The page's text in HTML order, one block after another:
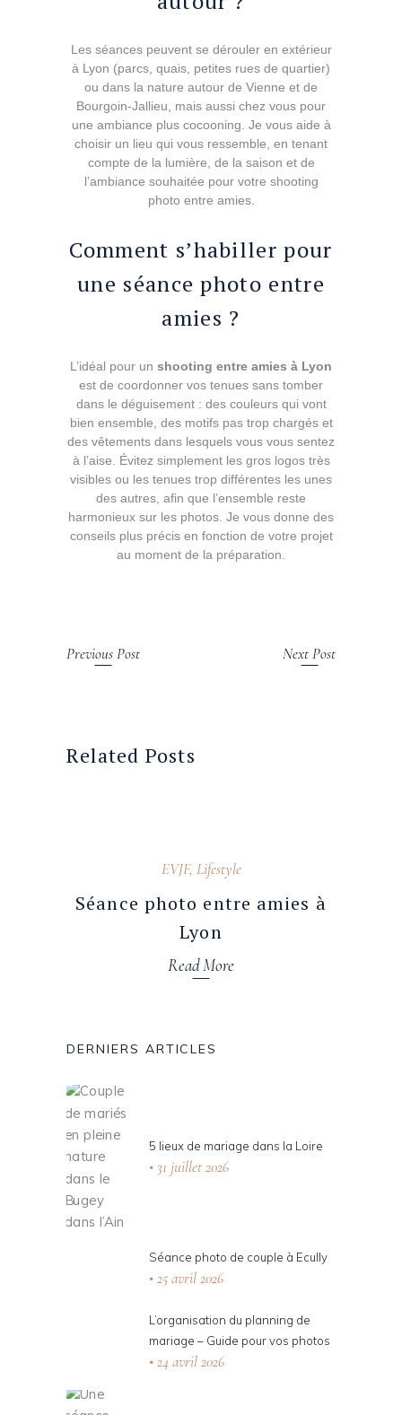
Les séances peuvent se dérouler en extérieur
à Lyon (parcs, quais, petites rues de quartier)
ou dans la nature autour de Vienne et de
Bourgoin-Jallieu, mais aussi chez vous pour
une ambiance plus cocooning. Je vous aide à
choisir un lieu qui vous ressemble, en tenant
compte de la lumière, de la saison et de
l’ambiance souhaitée pour votre shooting
photo entre amies.
Comment s’habiller pour
une séance photo entre
amies ?
L’idéal pour un shooting entre amies à Lyon
est de coordonner vos tenues sans tomber
dans le déguisement : des couleurs qui vont
bien ensemble, des motifs pas trop chargés et
des vêtements dans lesquels vous vous sentez
à l’aise. Évitez simplement les gros logos très
visibles ou les tenues trop différentes les unes
des autres, afin que l’ensemble reste
harmonieux sur les photos. Je vous donne des
conseils plus précis en fonction de votre projet
au moment de la préparation.
Previous Post Next Post
Related Posts
EVJF, Lifestyle
Séance photo entre amies à
Lyon
Read More
DERNIERS ARTICLES
5 lieux de mariage dans la Loire
31 juillet 2026
Séance photo de couple à Ecully
25 avril 2026
L’organisation du planning de
mariage – Guide pour vos photos
24 avril 2026